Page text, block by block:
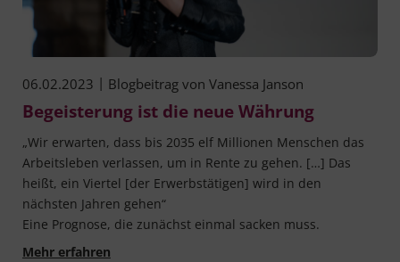
06.02.2023 | Blogbeitrag von Vanessa Janson
Begeisterung ist die neue Währung
„Wir erwarten, dass bis 2035 elf Millionen Menschen das
Arbeitsleben verlassen, um in Rente zu gehen. […] Das
heißt, ein Viertel [der Erwerbstätigen] wird in den
nächsten Jahren gehen“
Eine Prognose, die zunächst einmal sacken muss.
Mehr erfahrenBegeisterung ist die neue Währung